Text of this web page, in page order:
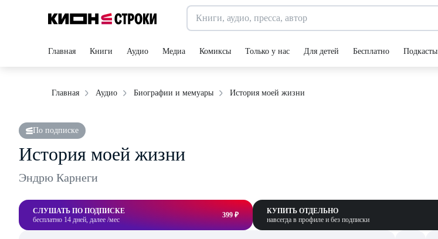
Главная Книги Аудио Медиа Комиксы Только у нас Для детей Бесплатно Подкасты
Главная Аудио Биографии и мемуары История моей жизни
По подписке
История моей жизни
Эндрю Карнеги
СЛУШАТЬ ПО ПОДПИСКЕ
бесплатно 14 дней, далее /мес
399 ₽
КУПИТЬ ОТДЕЛЬНО
навсегда в профиле и без подписки